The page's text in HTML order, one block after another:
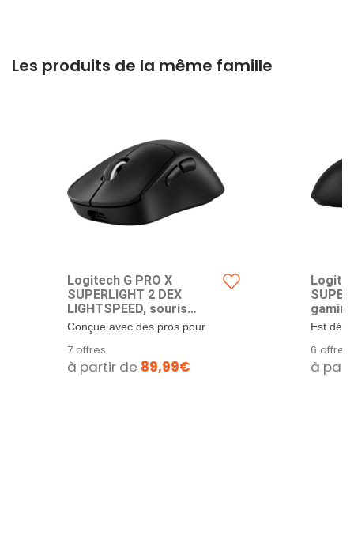
Les produits de la même famille
Logitech G PRO X
SUPERLIGHT 2 DEX
LIGHTSPEED, souris
gaming sans fil
Conçue avec des pros pour
meilleurs...
7 offres
à partir de 89,99€
Est
6 offres
à